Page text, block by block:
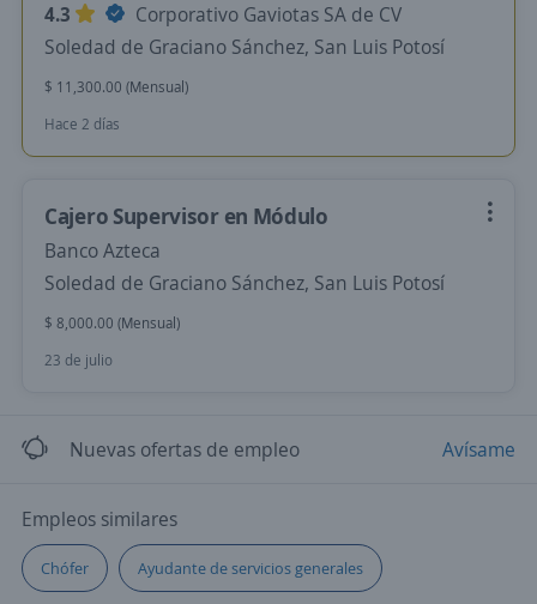
4.3
Corporativo Gaviotas SA de CV
Soledad de Graciano Sánchez, San Luis Potosí
$ 11,300.00 (Mensual)
Hace 2 días
Cajero Supervisor en Módulo
Banco Azteca
Soledad de Graciano Sánchez, San Luis Potosí
$ 8,000.00 (Mensual)
23 de julio
Nuevas ofertas de empleo Avísame
Empleos similares
Chófer Ayudante de servicios generales